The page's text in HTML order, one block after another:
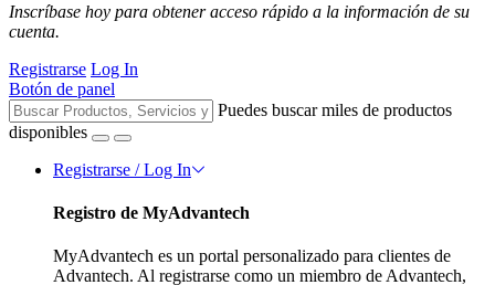
Inscríbase hoy para obtener acceso rápido a la información de su
cuenta.
Registrarse Log In
Botón de panel
Puedes buscar miles de productos
disponibles
Registrarse / Log In
Registro de MyAdvantech
MyAdvantech es un portal personalizado para clientes de
Advantech. Al registrarse como un miembro de Advantech,